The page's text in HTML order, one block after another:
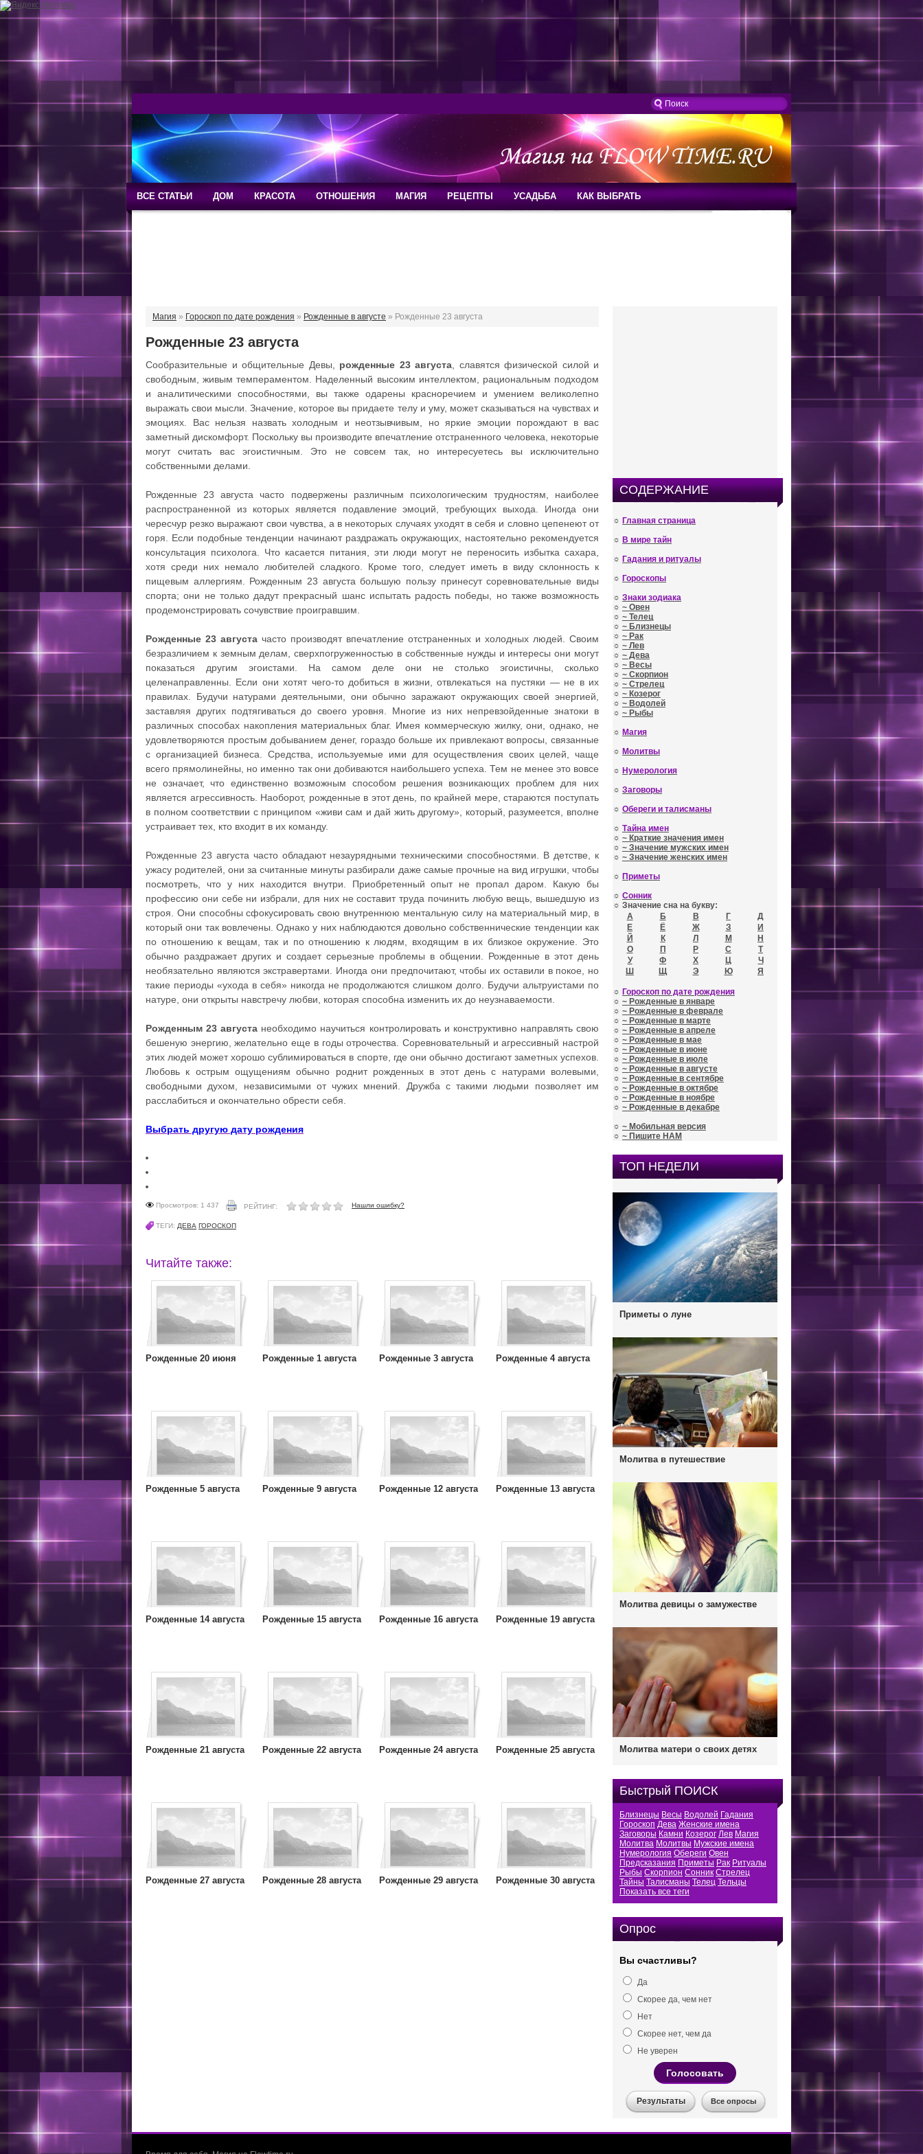
ВСЕ СТАТЬИ ДОМ КРАСОТА ОТНОШЕНИЯ МАГИЯ РЕЦЕПТЫ УСАДЬБА КАК ВЫБРАТЬ
Магия » Гороскоп по дате рождения » Рожденные в августе » Рожденные 23 августа
Рожденные 23 августа
Сообразительные и общительные Девы, рожденные 23 августа , славятся физической силой и
свободным, живым темпераментом. Наделенный высоким интеллектом, рациональным подходом
и аналитическими способностями, вы также одарены красноречием и умением великолепно
выражать свои мысли. Значение, которое вы придаете телу и уму, может сказываться на чувствах и
эмоциях. Вас нельзя назвать холодным и неотзывчивым, но яркие эмоции порождают в вас
заметный дискомфорт. Поскольку вы производите впечатление отстраненного человека, некоторые
могут считать вас эгоистичным. Это не совсем так, но интересуетесь вы исключительно
собственными делами.
Рожденные 23 августа часто подвержены различным психологическим трудностям, наиболее
распространенной из которых является подавление эмоций, требующих выхода. Иногда они
чересчур резко выражают свои чувства, а в некоторых случаях уходят в себя и словно цепенеют от
горя. Если подобные тенденции начинают раздражать окружающих, настоятельно рекомендуется
консультация психолога. Что касается питания, эти люди могут не переносить избытка сахара,
хотя среди них немало любителей сладкого. Кроме того, следует иметь в виду склонность к
пищевым аллергиям. Рожденным 23 августа большую пользу принесут соревновательные виды
спорта; они не только дадут прекрасный шанс испытать радость победы, но также возможность
продемонстрировать сочувствие проигравшим.
Рожденные 23 августа часто производят впечатление отстраненных и холодных людей. Своим
безразличием к земным делам, сверхпогруженностью в собственные нужды и интересы они могут
показаться другим эгоистами. На самом деле они не столько эгоистичны, сколько
целенаправленны. Если они хотят чего-то добиться в жизни, отвлекаться на пустяки — не в их
правилах. Будучи натурами деятельными, они обычно заражают окружающих своей энергией,
заставляя других подтягиваться до своего уровня. Многие из них непревзойденные знатоки в
различных способах накопления материальных благ. Имея коммерческую жилку, они, однако, не
удовлетворяются простым добыванием денег, гораздо больше их привлекают вопросы, связанные
с организацией бизнеса. Средства, используемые ими для осуществления своих целей, чаще
всего прямолинейны, но именно так они добиваются наибольшего успеха. Тем не менее это вовсе
не означает, что единственно возможным способом решения возникающих проблем для них
является агрессивность. Наоборот, рожденные в этот день, по крайней мере, стараются поступать
в полном соответствии с принципом «живи сам и дай жить другому», который, разумеется, вполне
устраивает тех, кто входит в их команду.
Рожденные 23 августа часто обладают незаурядными техническими способностями. В детстве, к
ужасу родителей, они за считанные минуты разбирали даже самые прочные на вид игрушки, чтобы
посмотреть, что у них находится внутри. Приобретенный опыт не пропал даром. Какую бы
профессию они себе ни избрали, для них не составит труда починить любую вещь, вышедшую из
строя. Они способны сфокусировать свою внутреннюю ментальную силу на материальный мир, в
который они так вовлечены. Однако у них наблюдаются довольно собственнические тенденции как
по отношению к вещам, так и по отношению к людям, входящим в их близкое окружение. Это
обычно раздражает других и создает серьезные проблемы в общении. Рожденные в этот день
необязательно являются экстравертами. Иногда они предпочитают, чтобы их оставили в покое, но
такие периоды «ухода в себя» никогда не продолжаются слишком долго. Будучи альтруистами по
натуре, они открыты навстречу любви, которая способна изменить их до неузнаваемости.
Рожденным 23 августа необходимо научиться контролировать и конструктивно направлять свою
бешеную энергию, желательно еще в годы отрочества. Соревновательный и агрессивный настрой
этих людей может хорошо сублимироваться в спорте, где они обычно достигают заметных успехов.
Любовь к острым ощущениям обычно роднит рожденных в этот день с натурами волевыми,
свободными духом, независимыми от чужих мнений. Дружба с такими людьми позволяет им
расслабиться и окончательно обрести себя.
Выбрать другую дату рождения
Просмотров: 1 437 РЕЙТИНГ: Нашли ошибку?
ТЕГИ: ДЕВА ГОРОСКОП
Читайте также:
Рожденные 20 июня Рожденные 1 августа Рожденные 3 августа Рожденные 4 августа
Рожденные 5 августа Рожденные 9 августа Рожденные 12 августа Рожденные 13 августа
Рожденные 14 августа Рожденные 15 августа Рожденные 16 августа Рожденные 19 августа
Рожденные 21 августа Рожденные 22 августа Рожденные 24 августа Рожденные 25 августа
Рожденные 27 августа Рожденные 28 августа Рожденные 29 августа Рожденные 30 августа
СОДЕРЖАНИЕ
☼ Главная страница
☼ В мире тайн
☼ Гадания и ритуалы
☼ Гороскопы
☼ Знаки зодиака
☼ ~ Овен
☼ ~ Телец
☼ ~ Близнецы
☼ ~ Рак
☼ ~ Лев
☼ ~ Дева
☼ ~ Весы
☼ ~ Скорпион
☼ ~ Стрелец
☼ ~ Козерог
☼ ~ Водолей
☼ ~ Рыбы
☼ Магия
☼ Молитвы
☼ Нумерология
☼ Заговоры
☼ Обереги и талисманы
☼ Тайна имен
☼ ~ Краткие значения имен
☼ ~ Значение мужских имен
☼ ~ Значение женских имен
☼ Приметы
☼ Сонник
☼ Значение сна на букву:
А
Б В Г
Д
Е
Ё Ж З
И
Й
К Л М
Н
О
П Р С
Т
У
Ф Х Ц
Ч
Ш
Щ Э Ю Я
☼ Гороскоп по дате рождения
☼ ~ Рожденные в январе
☼ ~ Рожденные в феврале
☼ ~ Рожденные в марте
☼ ~ Рожденные в апреле
☼ ~ Рожденные в мае
☼ ~ Рожденные в июне
☼ ~ Рожденные в июле
☼ ~ Рожденные в августе
☼ ~ Рожденные в сентябре
☼ ~ Рожденные в октябре
☼ ~ Рожденные в ноябре
☼ ~ Рожденные в декабре
☼ ~ Мобильная версия
☼ ~ Пишите НАМ
ТОП НЕДЕЛИ
Приметы о луне
Молитва в путешествие
Молитва девицы о замужестве
Молитва матери о своих детях
Быстрый ПОИСК
Близнецы Весы Водолей Гадания
Гороскоп Дева Женские имена
Заговоры Камни Козерог Лев Магия
Молитва Молитвы Мужские имена
Нумерология Обереги Овен
Предсказания Приметы Рак Ритуалы
Рыбы Скорпион Сонник Стрелец
Тайны Талисманы Телец Тельцы
Показать все теги
Опрос
Вы счастливы?
Да
Скорее да, чем нет
Нет
Скорее нет, чем да
Не уверен
Голосовать
Результаты Все опросы